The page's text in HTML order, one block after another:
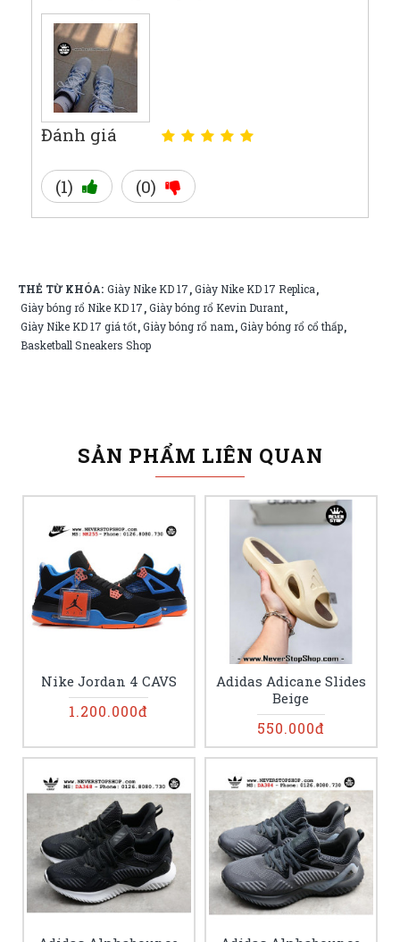
Đánh giá
(1) (0)
THẺ TỪ KHÓA: Giày Nike KD 17,Giày Nike KD 17 Replica,
Giày bóng rổ Nike KD 17,Giày bóng rổ Kevin Durant,
Giày Nike KD 17 giá tốt,Giày bóng rổ nam,Giày bóng rổ cổ thấp,
Basketball Sneakers Shop
SẢN PHẨM LIÊN QUAN
Nike Jordan 4 CAVS
1.200.000đ
Adidas Adicane Slides
Beige
550.000đ